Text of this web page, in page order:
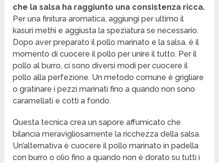
che la salsa ha raggiunto una consistenza ricca.
Per una finitura aromatica, aggiungi per ultimo il
kasuri methi e aggiusta la speziatura se necessario.
Dopo aver preparato il pollo marinato e la salsa, è il
momento di cuocere il pollo per unire il tutto. Per il
pollo al burro, ci sono diversi modi per cuocere il
pollo alla perfezione. Un metodo comune è grigliare
o gratinare i pezzi marinati fino a quando non sono
caramellati e cotti a fondo.
Questa tecnica crea un sapore affumicato che
bilancia meravigliosamente la ricchezza della salsa.
Un’alternativa è cuocere il pollo marinato in padella
con burro o olio fino a quando non è dorato su tutti i